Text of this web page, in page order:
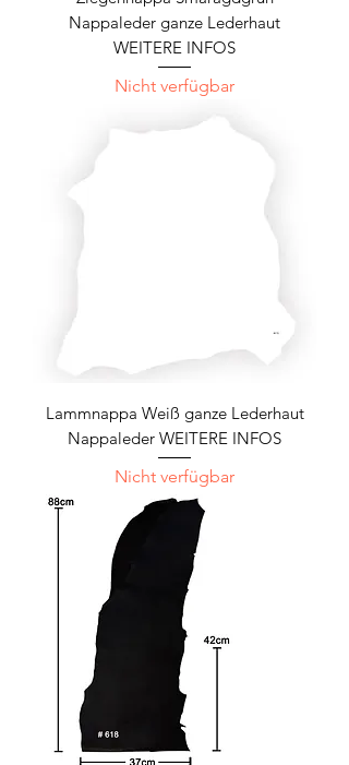
Nappaleder ganze Lederhaut
WEITERE INFOS
Nicht verfügbar
Lammnappa Weiß ganze Lederhaut
Nappaleder WEITERE INFOS
Nicht verfügbar